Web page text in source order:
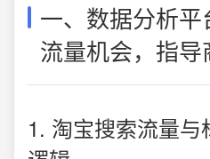
一、数据分析
流量机会，指
1. 淘宝搜索流量